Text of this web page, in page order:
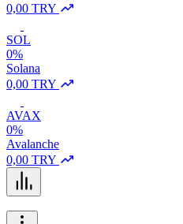
0,00 TRY
SOL
0%
Solana
0,00 TRY
AVAX
0%
Avalanche
0,00 TRY